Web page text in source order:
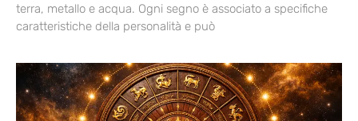
terra, metallo e acqua. Ogni segno è associato a specifiche
caratteristiche della personalità e può